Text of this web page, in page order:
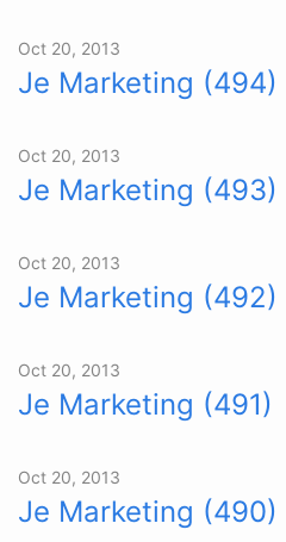
Oct 20, 2013
Je Marketing (494)
Oct 20, 2013
Je Marketing (493)
Oct 20, 2013
Je Marketing (492)
Oct 20, 2013
Je Marketing (491)
Oct 20, 2013
Je Marketing (490)